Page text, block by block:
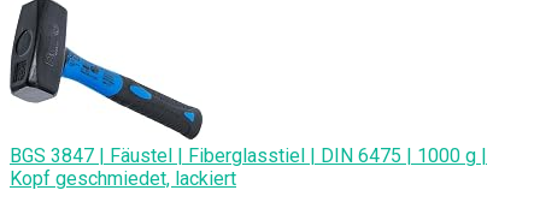
BGS 3847 | Fäustel | Fiberglasstiel | DIN 6475 | 1000 g |
Kopf geschmiedet, lackiert